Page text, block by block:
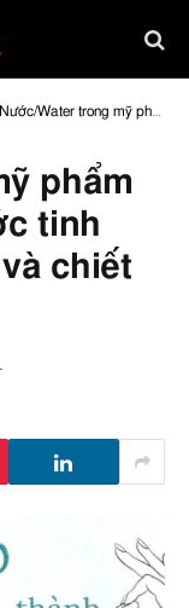
Nước/Water trong mỹ phẩm là gì? Phân biệt nước tinh khiết, nước khoáng và chiết xuất thực vật?
phẩm
tinh
chiết